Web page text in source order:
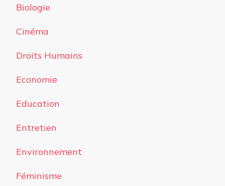
Biologie
Cinéma
Droits Humains
Economie
Education
Entretien
Environnement
Féminisme